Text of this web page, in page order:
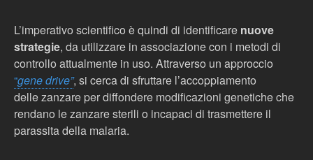
L’imperativo scientifico è quindi di identificare nuove
strategie, da utilizzare in associazione con i metodi di
controllo attualmente in uso. Attraverso un approccio
“gene drive”, si cerca di sfruttare l’accoppiamento
dellezanzare per diffondere modificazioni genetiche che
rendano lezanzaresterili o incapaci di trasmettere il
parassita della malaria.